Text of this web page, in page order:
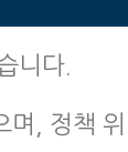
니다.
, 정책